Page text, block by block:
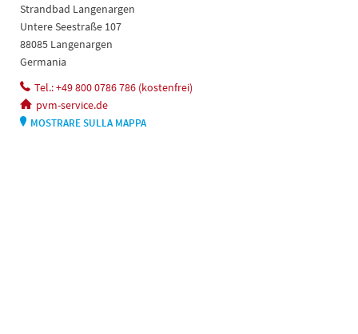
Strandbad Langenargen
Untere Seestraße 107
88085 Langenargen
Germania
Tel.: +49 800 0786 786 (kostenfrei)
pvm-service.de
MOSTRARE SULLA MAPPA